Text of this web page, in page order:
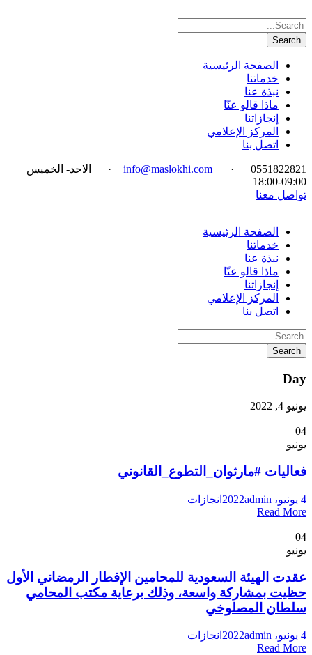
الصفحة الرئيسية
خدماتنا
نبذة عنا
ماذا قالو عنّا
إنجازاتنا
المركز الإعلامي
اتصل بنا
0551822821
·
·
الاحد- الخميس
09:00-18:00
تواصل معنا
الصفحة الرئيسية
خدماتنا
نبذة عنا
ماذا قالو عنّا
إنجازاتنا
المركز الإعلامي
اتصل بنا
Day
يونيو 4, 2022
04
يونيو
فعاليات #مارثوان_التطوع_القانوني
4 يونيو، 2022 admin
انجازات
Read More
04
يونيو
عقدت الهيئة السعودية للمحامين الإفطار الرمضاني الأول
حظيت بمشاركة واسعة، وذلك برعاية مكتب المحامي
سلطان المصلوخي
4 يونيو، 2022 admin
انجازات
Read More